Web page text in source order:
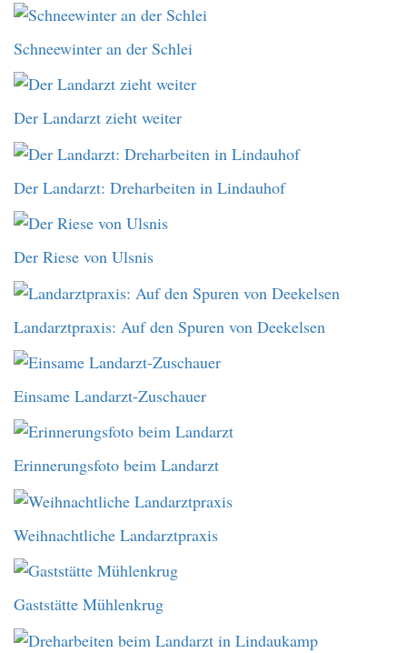
Schneewinter an der Schlei
Der Landarzt zieht weiter
Der Landarzt: Dreharbeiten in Lindauhof
Der Riese von Ulsnis
Landarztpraxis: Auf den Spuren von Deekelsen
Einsame Landarzt-Zuschauer
Erinnerungsfoto beim Landarzt
Weihnachtliche Landarztpraxis
Gaststätte Mühlenkrug